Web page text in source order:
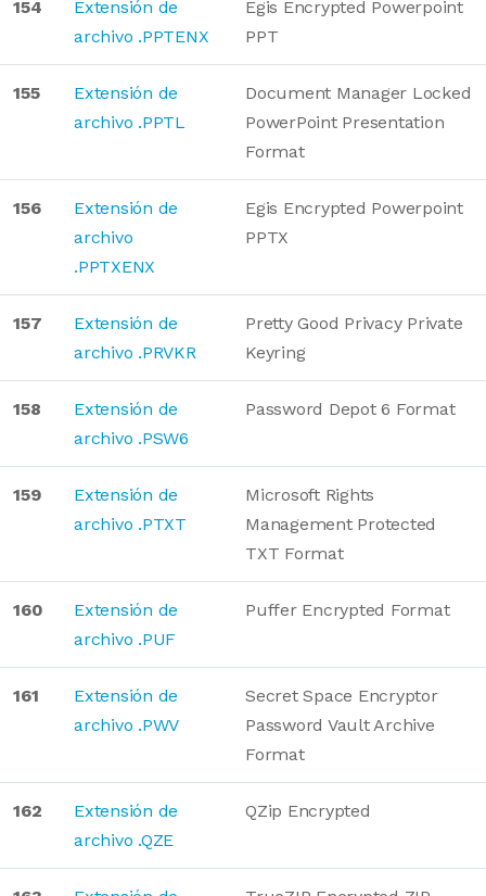
154
Extensión de
archivo .PPTENX
Egis Encrypted Powerpoint
PPT
155
Extensión de
archivo .PPTL
Document Manager Locked
PowerPoint Presentation
Format
156
Extensión de
archivo
.PPTXENX
Egis Encrypted Powerpoint
PPTX
157
Extensión de
archivo .PRVKR
Pretty Good Privacy Private
Keyring
158
Extensión de
archivo .PSW6
Password Depot 6 Format
159
Extensión de
archivo .PTXT
Microsoft Rights
Management Protected
TXT Format
160
Extensión de
archivo .PUF
Puffer Encrypted Format
161
Extensión de
archivo .PWV
Secret Space Encryptor
Password Vault Archive
Format
162
Extensión de
archivo .QZE
QZip Encrypted